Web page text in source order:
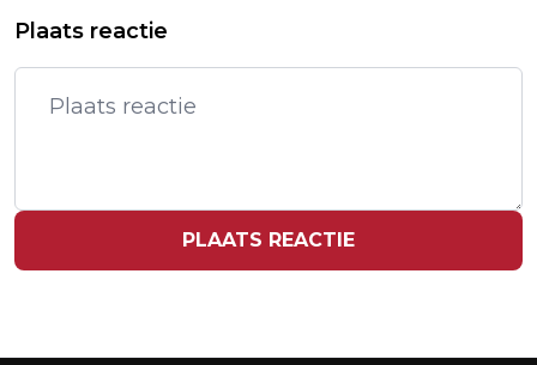
MAAR GROEI GAAT NETWERK TE
POSTNL: VERSTUUR KERSTKAARTEN
VOOR 18 DECEMBER OM GROTE
DRUKTE
Plaats reactie
PLAATS REACTIE